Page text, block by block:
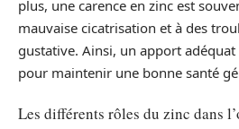
plus, une carence en zinc est
mauvaise cicatrisation et à des
gustative. Ainsi, un apport
pour maintenir une bonne santé
Les différents rôles du zinc dans